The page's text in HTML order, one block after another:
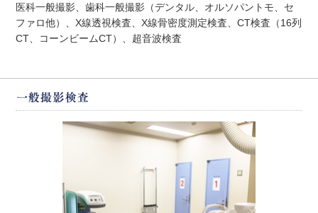
医科一般撮影、歯科一般撮影（デンタル、オルソパントモ、セ
ファロ他）、X線透視検査、X線骨密度測定検査、CT検査（16列
CT、コーンビームCT）、超音波検査